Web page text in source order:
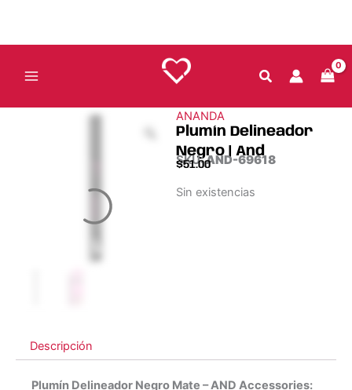
contenido
ANANDA
Plumín Delineador
Negro | And
SKU:AND-69618
$51.00
Sin existencias
Descripción
Plumín Delineador Negro Mate – AND Accessories: